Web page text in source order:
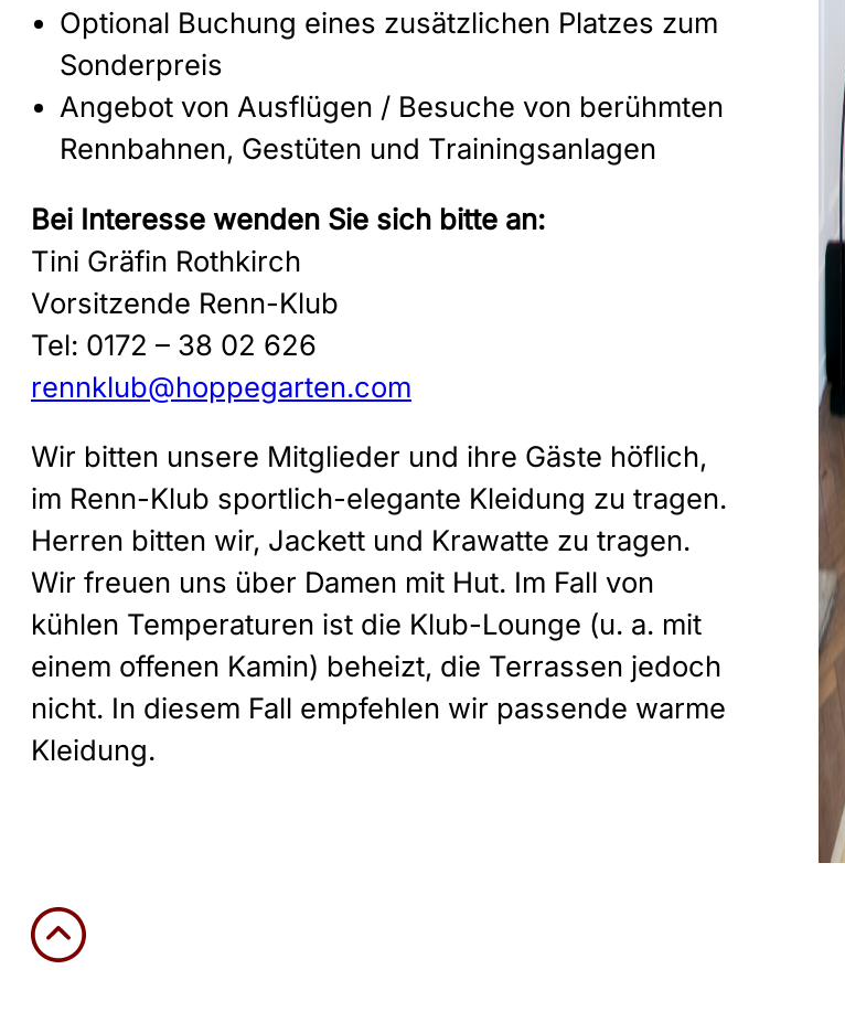
Optional Buchung eines zusätzlichen Platzes zum
Sonderpreis
Angebot von Ausflügen / Besuche von berühmten
Rennbahnen, Gestüten und Trainingsanlagen
Bei Interesse wenden Sie sich bitte an:
Tini Gräfin Rothkirch
Vorsitzende Renn-Klub
Tel: 0172 – 38 02 626
rennklub@hoppegarten.com
Wir bitten unsere Mitglieder und ihre Gäste höflich,
im Renn-Klub sportlich-elegante Kleidung zu tragen.
Herren bitten wir, Jackett und Krawatte zu tragen.
Wir freuen uns über Damen mit Hut. Im Fall von
kühlen Temperaturen ist die Klub-Lounge (u. a. mit
einem offenen Kamin) beheizt, die Terrassen jedoch
nicht. In diesem Fall empfehlen wir passende warme
Kleidung.